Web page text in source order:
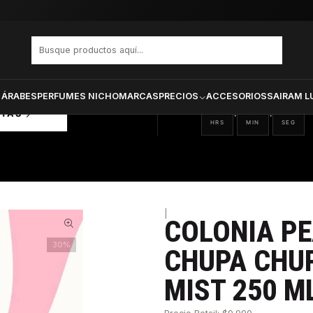
PERFUMES NICHOMARCASPRECIOS ACCESORIOSSAIRAM
CHUPA CHUPS DAMA BODY MIST 250 ML
19
HRS
: 57
MIN
: 49
SEG
30%
COLONIA
CHUPA
MIST 250